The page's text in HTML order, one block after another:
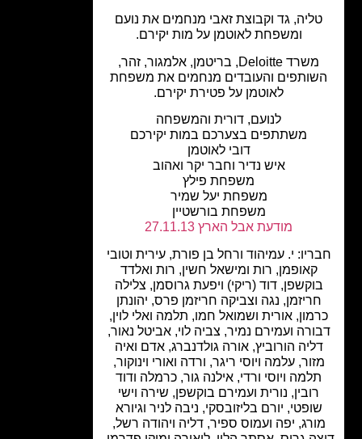
גד וקבוצת זאבי מנחמים את נועם
ומשפחת לאוטמן על מות יקירם.
משרד Deloitte, בריטמן, אלמגור, זהר,
והעובדים מנחמים את משפחת
לאוטמן על פטירת יקירם.
לנועם, דורית והמשפחה
משתתפים בצערכם במות יקירכם
דובי לאוטמן
איש נדיר וחבר יקר ואהוב
משפחת פילץ
משפחת יעל שמיר
משפחת בורשטיין
מודעת אבל הארץ 27.11.13
י. עמיהוד ורחל בן פורת, עירית וטובי
קאופמן, רות ומישאל חשין, רות ואלדד
דוד (ריקי) ויפעת גרוסמן, צלילה
נגה וצביקה חריזמן פרס, יהונתן
אורית ושמואל חמו, תלמה ואלי לוין,
ועמירם נמיר, צביה לוי, אביטל נאור,
הורוביץ, אורה גולדנברג, אדם ואיה
עלמה ויוסי ריגר, ורדה ואורי וינוקור,
ויוסי ורדי, אילנה גור, כרמלה ודוד
רובין, נורית ועמירם בוקשפן, שירה וישי
יורם בליזובסקי, ניבה לניר וגיורא
יפה ועמוס ספיר, דליה ויהודה רשל,